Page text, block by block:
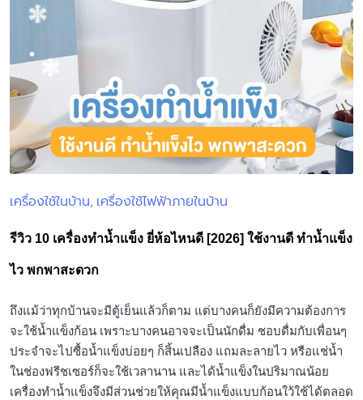
Posted
เครื่องใช้ในบ้าน เครื่องใช้ไฟฟ้าภายในบ้าน
รีวิว 10 เครื่องทำน้ำแข็ง ยี่ห้อไหนดี [2026] ใช้งานดี ทำน้ำแข็ง
ไว พกพาสะดวก
ถึงแม้ว่าทุกบ้านจะมีตู้เย็นแล้วก็ตาม แต่บางคนก็ยังมีความต้องการ
จะใช้น้ำแข็งก้อน เพราะบางคนอาจจะเป็นนักดื่ม ชอบดื่มกับเพื่อนๆ
ประจำจะไปซื้อน้ำแข็งบ่อยๆ ก็สิ้นเปลือง แถมละลายไว หรือแช่น้ำ
ในช่องฟรีชเซอร์ก็จะใช้เวลานาน และได้น้ำแข็งในปริมาณน้อย
เครื่องทำน้ำแข็งจึงมีส่วนช่วยให้คุณมีน้ำแข็งแบบก้อนใว้ใช้ได้ตลอด